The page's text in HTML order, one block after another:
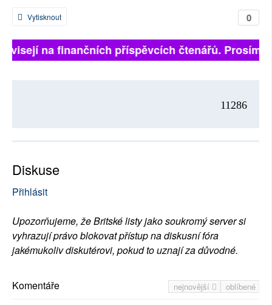
0
Vytisknout
na finančních příspěvcích čtenářů.
11286
Diskuse
Přihlásit
Upozorňujeme, že Britské listy jako soukromý server si
vyhrazují právo blokovat přístup na diskusní fóra
jakémukoliv diskutérovi, pokud to uznají za důvodné.
nejnovější oblíbené
Komentáře